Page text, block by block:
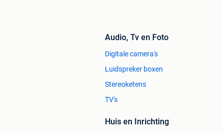
Audio, Tv en Foto
Digitale camera's
Luidspreker boxen
Stereoketens
TV's
Huis en Inrichting